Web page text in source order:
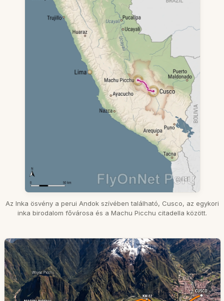
Az Inka ösvény a perui Andok szívében található, Cusco, az egykori
inka birodalom fővárosa és a Machu Picchu citadella között.